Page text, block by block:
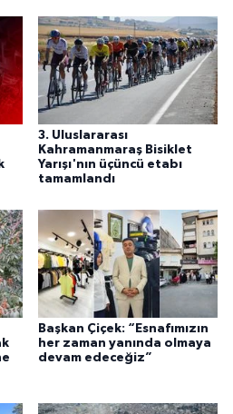
3. Uluslararası
Kahramanmaraş Bisiklet
Yarışı'nın üçüncü etabı
tamamlandı
Başkan Çiçek: “Esnafımızın
her zaman yanında olmaya
devam edeceğiz”